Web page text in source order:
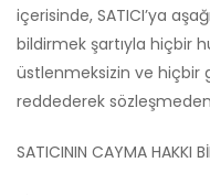
içerisinde, SATICI’ya
bildirmek şartıyla hiçbir
üstlenmeksizin ve hiçbir
reddederek
SATICININ CAYMA HAKKI